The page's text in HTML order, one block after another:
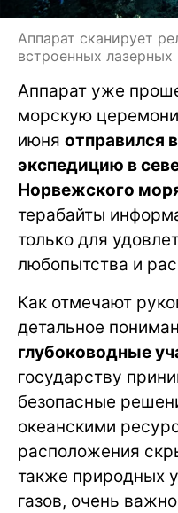
Аппарат сканирует
встроенных
Аппарат уже
морскую
июня отправился
экспедицию в
Норвежского
терабайты
только для
любопытства и
Как отмечают
детальное
глубоководные
государству
безопасные
океанскими
расположения
также природных
газов, очень